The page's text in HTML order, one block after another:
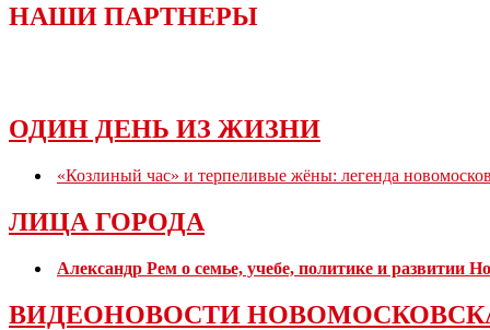
НАШИ ПАРТНЕРЫ
ОДИН ДЕНЬ ИЗ ЖИЗНИ
«Козлиный час» и терпеливые жёны: легенда
ЛИЦА ГОРОДА
Александр Рем о семье, учебе, политике и развитии
ВИДЕОНОВОСТИ